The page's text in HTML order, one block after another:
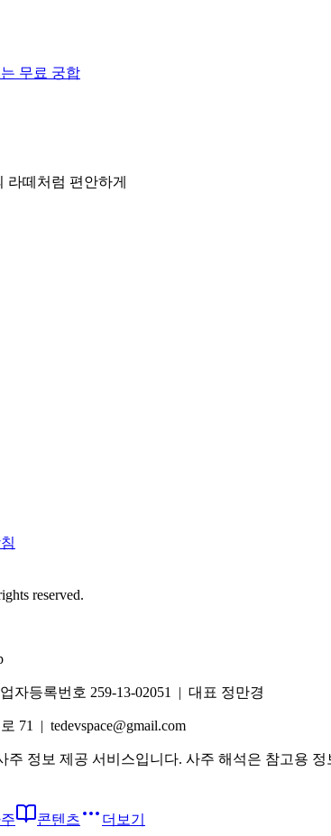
무료 궁합
라떼처럼 편안하게
reserved.
자등록번호 259-13-02051 | 대표 정만경
71 | tedevspace@gmail.com
주 정보 제공 서비스입니다. 사주 해석은 참고용
콘텐츠 더보기